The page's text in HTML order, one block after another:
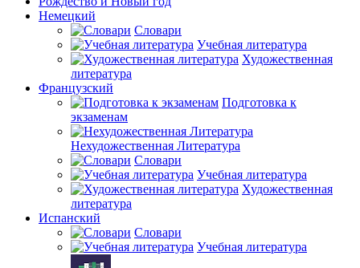
Немецкий
Словари
Учебная литература
Художественная
литература
Французский
Подготовка к
экзаменам
Нехудожественная Литература
Словари
Учебная литература
Художественная
литература
Испанский
Словари
Учебная литература